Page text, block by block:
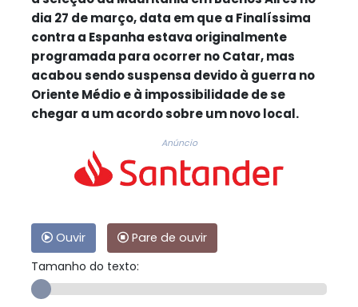
dia 27 de março, data em que a Finalíssima
contra a Espanha estava originalmente
programada para ocorrer no Catar, mas
acabou sendo suspensa devido à guerra no
Oriente Médio e à impossibilidade de se
chegar a um acordo sobre um novo local.
Anúncio
Ouvir
Pare de ouvir
Tamanho do texto: